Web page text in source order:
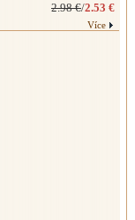
2.98 €/2.53 €
Více